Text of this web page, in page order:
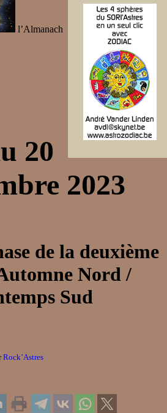
l’Almanach
20
2023
de la deuxième
Nord /
Sud
Rock’Astres